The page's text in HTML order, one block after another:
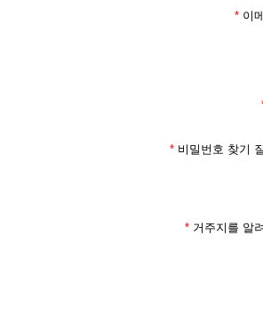
* 이
* 비밀번호 찾기
* 거주지를 알